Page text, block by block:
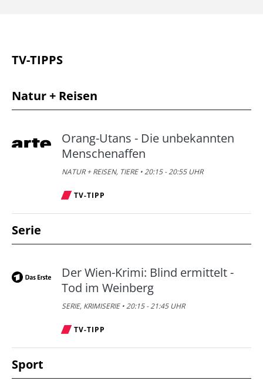
TV-TIPPS
Natur + Reisen
Orang-Utans - Die unbekannten
Menschenaffen
NATUR + REISEN, TIERE • 20:15 - 20:55 UHR
TV-TIPP
Serie
Der Wien-Krimi: Blind ermittelt -
Tod im Weinberg
SERIE, KRIMISERIE • 20:15 - 21:45 UHR
TV-TIPP
Sport